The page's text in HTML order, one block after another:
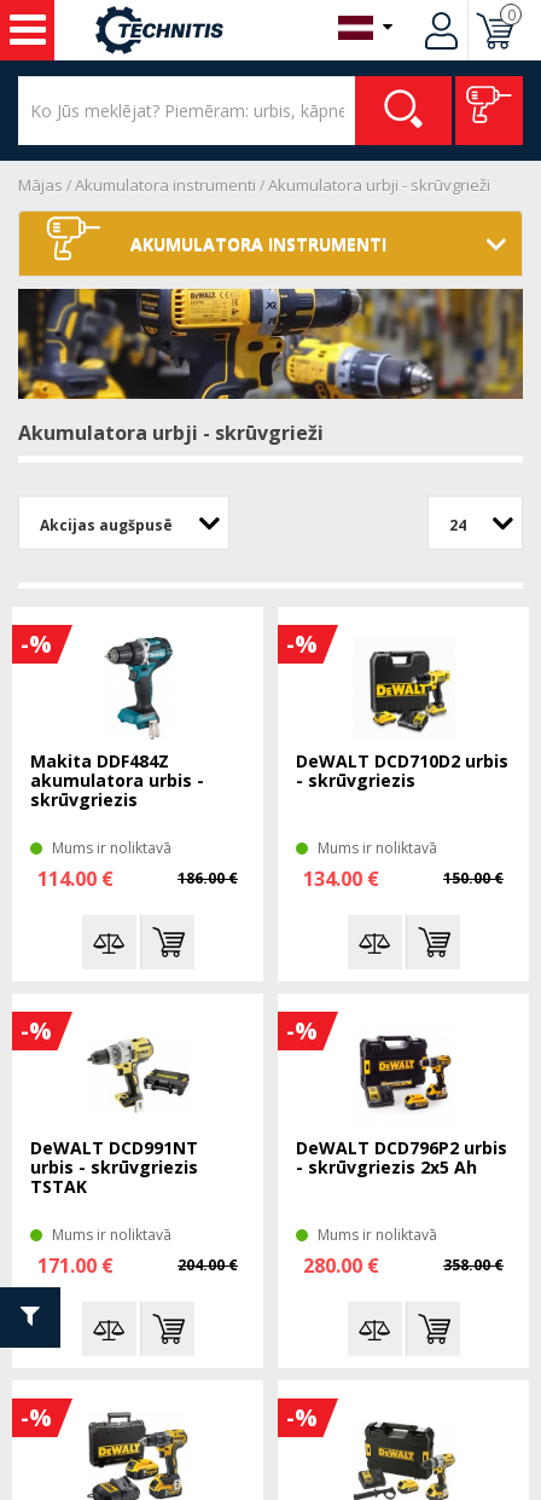
0
Mājas Akumulatora instrumenti Akumulatora urbji - skrūvgrieži
AKUMULATORA INSTRUMENTI
Akumulatora urbji - skrūvgrieži
Akcijas augšpusē 24
-%
Makita DDF484Z
akumulatora urbis -
skrūvgriezis
Mums ir noliktavā
186.00 €
114.00 €
-%
DeWALT DCD710D2 urbis
- skrūvgriezis
Mums ir noliktavā
150.00 €
134.00 €
-%
DeWALT DCD991NT
urbis - skrūvgriezis
TSTAK
Mums ir noliktavā
204.00 €
171.00 €
-%
DeWALT DCD796P2 urbis
- skrūvgriezis 2x5 Ah
Mums ir noliktavā
358.00 €
280.00 €
-% -%